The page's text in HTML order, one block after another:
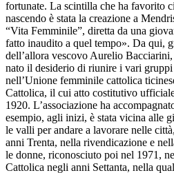
fortunate. La scintilla che ha favorito
nascendo è stata la creazione a
“Vita Femminile”, diretta da una
fatto inaudito a quel tempo». Da qui,
dell’allora vescovo Aurelio
nato il desiderio di riunire i vari
nell’Unione femminile cattolica
Cattolica, il cui atto costitutivo
1920. L’associazione ha
esempio, agli inizi, è stata vicina alle
le valli per andare a lavorare nelle
anni Trenta, nella rivendicazione e
le donne, riconosciuto poi nel 1971,
Cattolica negli anni Settanta, nella